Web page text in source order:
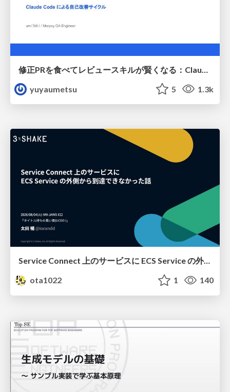
yuyaumetsu
5 1.3k
Service Connect 上のサービスに ECS Service の外側から到達できなかった話
ota1022
1 140